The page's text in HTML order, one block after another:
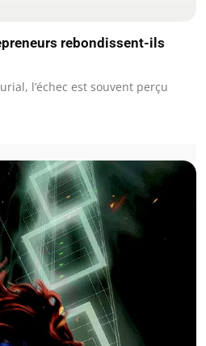
rebondissent-ils
l’échec est souvent perçu